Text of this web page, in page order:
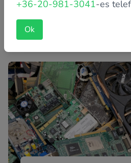
Monitor és pc
A jó számítógép mellé, egy jó
le monitorodat a gépeddel
számítógép és mon...
+36-20-981-3041-es
Ok